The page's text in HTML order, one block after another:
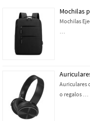
Mochilas
Mochilas
…
Auriculares
o regalos …